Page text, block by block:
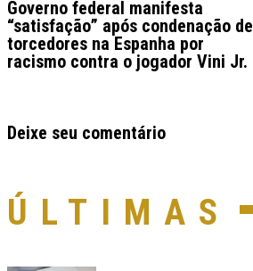
Governo federal manifesta
“satisfação” após condenação de
torcedores na Espanha por
racismo contra o jogador Vini Jr.
Deixe seu comentário
ÚLTIMAS